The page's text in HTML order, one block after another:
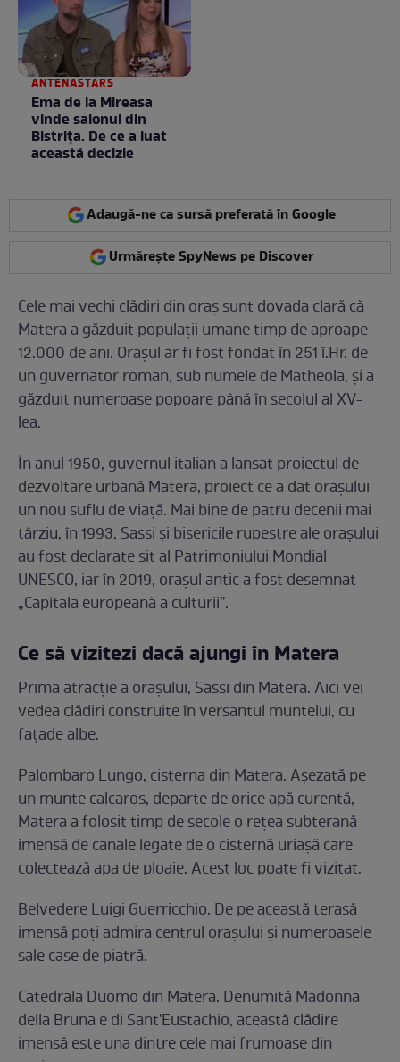
ANTENASTARS
Ema de la Mireasa
vinde salonul din
Bistrița. De ce a luat
această decizie
Adaugă-ne ca sursă preferată în Google
Urmărește SpyNews pe Discover
Cele mai vechi clădiri din oraș sunt dovada clară că
Matera a găzduit populații umane timp de aproape
12.000 de ani. Orașul ar fi fost fondat în 251 î.Hr. de
un guvernator roman, sub numele de Matheola, și a
găzduit numeroase popoare până în secolul al XV-
lea.
În anul 1950, guvernul italian a lansat proiectul de
dezvoltare urbană Matera, proiect ce a dat orașului
un nou suflu de viață. Mai bine de patru decenii mai
târziu, în 1993, Sassi și bisericile rupestre ale orașului
au fost declarate sit al Patrimoniului Mondial
UNESCO, iar în 2019, orașul antic a fost desemnat
„Capitala europeană a culturii”.
Ce să vizitezi dacă ajungi în Matera
Prima atracție a orașului, Sassi din Matera. Aici vei
vedea clădiri construite în versantul muntelui, cu
fațade albe.
Palombaro Lungo, cisterna din Matera. Așezată pe
un munte calcaros, departe de orice apă curentă,
Matera a folosit timp de secole o rețea subterană
imensă de canale legate de o cisternă uriașă care
colectează apa de ploaie. Acest loc poate fi vizitat.
Belvedere Luigi Guerricchio. De pe această terasă
imensă poți admira centrul orașului și numeroasele
sale case de piatră.
Catedrala Duomo din Matera. Denumită Madonna
della Bruna e di Sant'Eustachio, această clădire
imensă este una dintre cele mai frumoase din